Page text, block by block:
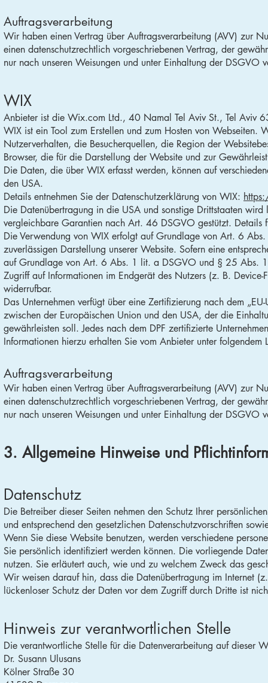
Auftragsverarbeitung
Wir haben einen Vertrag über Auftragsverarbeitung (AVV) zur
einen datenschutzrechtlich vorgeschriebenen Vertrag, der
nur nach unseren Weisungen und unter Einhaltung der DSGVO
WIX
Anbieter ist die Wix.com Ltd., 40 Namal Tel Aviv St., Tel Aviv
WIX ist ein Tool zum Erstellen und zum Hosten von Webseiten.
Nutzerverhalten, die Besucherquellen, die Region der
Browser, die für die Darstellung der Website und zur
Die Daten, die über WIX erfasst werden, können auf
den USA.
Details entnehmen Sie der Datenschutzerklärung von WIX:
Die Datenübertragung in die USA und sonstige Drittstaaten
vergleichbare Garantien nach Art. 46 DSGVO gestützt. Details
Die Verwendung von WIX erfolgt auf Grundlage von Art. 6
zuverlässigen Darstellung unserer Website. Sofern eine
auf Grundlage von Art. 6 Abs. 1 lit. a DSGVO und § 25 Abs.
Zugriff auf Informationen im Endgerät des Nutzers (z. B.
widerrufbar.
Das Unternehmen verfügt über eine Zertifizierung nach dem
zwischen der Europäischen Union und den USA, der die
gewährleisten soll. Jedes nach dem DPF zertifizierte
Informationen hierzu erhalten Sie vom Anbieter unter folgendem
Auftragsverarbeitung
Wir haben einen Vertrag über Auftragsverarbeitung (AVV) zur
einen datenschutzrechtlich vorgeschriebenen Vertrag, der
nur nach unseren Weisungen und unter Einhaltung der DSGVO
3. Allgemeine Hinweise und
Datenschutz
Die Betreiber dieser Seiten nehmen den Schutz Ihrer
und entsprechend den gesetzlichen Datenschutzvorschriften
Wenn Sie diese Website benutzen, werden verschiedene
Sie persönlich identifiziert werden können. Die vorliegende
nutzen. Sie erläutert auch, wie und zu welchem Zweck das
Wir weisen darauf hin, dass die Datenübertragung im Internet
lückenloser Schutz der Daten vor dem Zugriff durch Dritte ist
Hinweis zur verantwortlichen Stelle
Die verantwortliche Stelle für die Datenverarbeitung auf dieser
Dr. Susann Ulusans
Kölner Straße 30